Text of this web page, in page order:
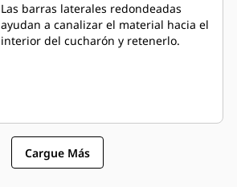
Las barras laterales redondeadas
ayudan a canalizar el material hacia el
interior del cucharón y retenerlo.
Cargue Más